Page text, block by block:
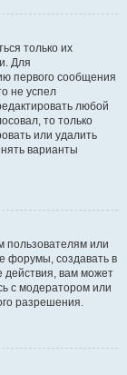
только их
Для
первого сообщения
не успел
любой
то только
или удалить
варианты
пользователям или
форумы, создавать в
действия, вам может
с модератором или
разрешения.